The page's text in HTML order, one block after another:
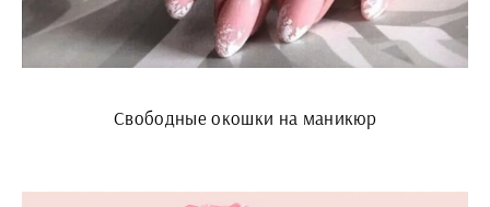
Свободные окошки на маникюр